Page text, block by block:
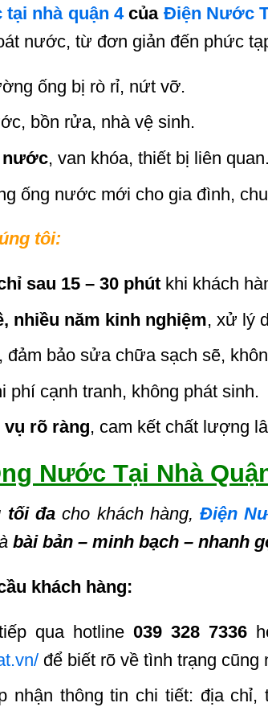
nhà quận 4của Điện Nước
nước, từ đơn giản đến phức
ống bị rò rỉ, nứt vỡ.
bồn rửa, nhà vệ sinh.
nước, van khóa, thiết bị liên quan.
ống nước mới cho gia đình,
tôi:
sau 15 – 30 phútkhi khách
nhiều năm kinh nghiệm, xử lý
, đảm bảo sửa chữa sạch sẽ,
phí cạnh tranh, không phát sinh.
vụ rõ ràng, cam kết chất lượng
Nước Tại Nhà
tối đacho khách hàng,Điện
bài bản – minh bạch – nhanh
khách hàng:
qua hotline 039 328 7336
để biết rõ về tình trạng cũng
nhận thông tin chi tiết: địa